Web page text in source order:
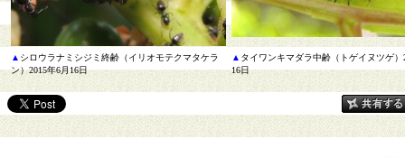
▲ シロウラナミシジミ終齢（イリオモテクマタケラ
ン）2015年6月16日
▲ タイワンキマダラ中齢（トゲイヌツゲ）
16日